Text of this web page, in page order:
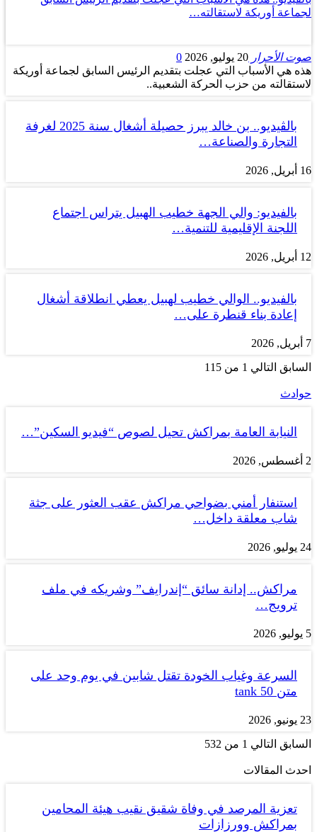
لجماعة أوريكة لاستقالته…
صوت الأحرار 20 يوليو, 2026
0
هذه هي الأسباب التي عجلت بتقديم الرئيس السابق لجماعة أوريكة
لاستقالته من حزب الحركة الشعبية..
بالڤيديو.. بن خالد يبرز حصيلة أشغال سنة 2025 لغرفة
التجارة والصناعة…
16 أبريل, 2026
بالفيديو: والي الجهة خطيب الهبيل يتراس اجتماع
اللجنة الإقليمية للتنمية…
12 أبريل, 2026
بالفيديو.. الوالي خطيب لهبيل يعطي انطلاقة أشغال
إعادة بناء قنطرة على…
7 أبريل, 2026
السابق التالي 1 من 115
حوادث
النيابة العامة بمراكش تحيل لصوص “فيديو السكين”…
2 أغسطس, 2026
استنفار أمني بضواحي مراكش عقب العثور على جثة
شاب معلقة داخل…
24 يوليو, 2026
مراكش.. إدانة سائق “إندرايف” وشريكه في ملف
ترويج…
5 يوليو, 2026
السرعة وغياب الخودة تقتل شابين في يوم وحد على
متن tank 50
23 يونيو, 2026
السابق التالي 1 من 532
احدث المقالات
تعزية المرصد في وفاة شقيق نقيب هيئة المحامين
بمراكش وورزازات